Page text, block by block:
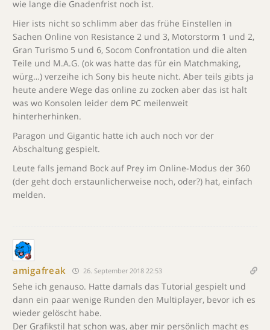
wie lange die Gnadenfrist noch ist.
Hier ists nicht so schlimm aber das frühe Einstellen in
Sachen Online von Resistance 2 und 3, Motorstorm 1 und 2,
Gran Turismo 5 und 6, Socom Confrontation und die alten
Teile und M.A.G. (ok was hatte das für ein Matchmaking,
würg…) verzeihe ich Sony bis heute nicht. Aber teils gibts ja
heute andere Wege das online zu zocken aber das ist halt
was wo Konsolen leider dem PC meilenweit
hinterherhinken.
Paragon und Gigantic hatte ich auch noch vor der
Abschaltung gespielt.
Leute falls jemand Bock auf Prey im Online-Modus der 360
(der geht doch erstaunlicherweise noch, oder?) hat, einfach
melden.
amigafreak 26. September 2018 22:53
Sehe ich genauso. Hatte damals das Tutorial gespielt und
dann ein paar wenige Runden den Multiplayer, bevor ich es
wieder gelöscht habe.
Der Grafikstil hat schon was, aber mir persönlich macht es